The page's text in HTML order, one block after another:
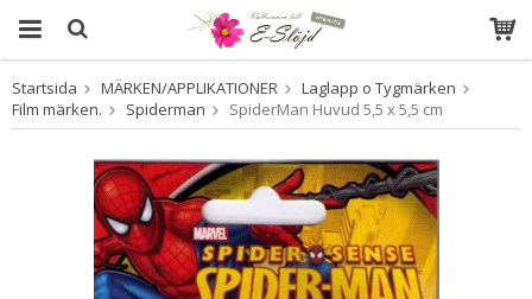
Produkten har blivit tillagd i varukorgen
Startsida MÄRKEN/APPLIKATIONER
Laglapp o Tygmärken
Film märken.
Spiderman SpiderMan Huvud 5,5 x 5,5 cm